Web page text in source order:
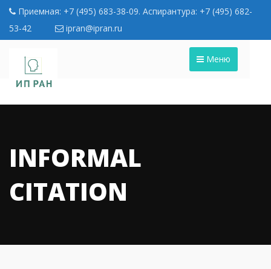
Приемная: +7 (495) 683-38-09. Аспирантура: +7 (495) 682-
53-42
ipran@ipran.ru
Меню
INFORMAL
CITATION